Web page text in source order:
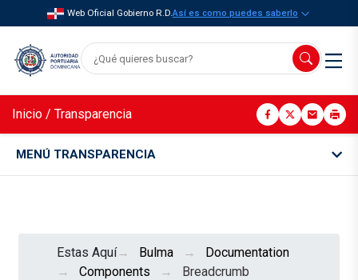
Web Oficial Gobierno R.D.Así es como puedes saberlo
Inicio / Transparencia
MENÚ TRANSPARENCIA
Estas Aquí Bulma
Documentation
Components
Breadcrumb